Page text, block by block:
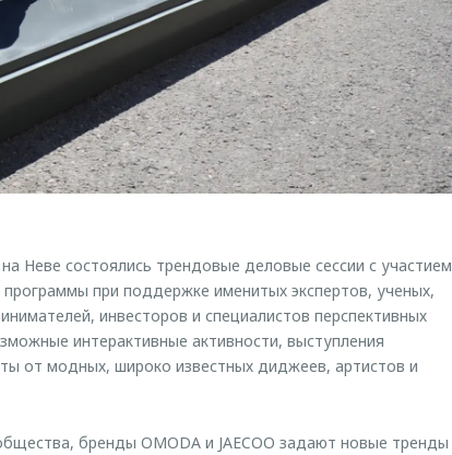
Неве состоялись трендовые деловые сессии с участием
при поддержке именитых экспертов, ученых,
инвесторов и специалистов перспективных
интерактивные активности, выступления
от модных, широко известных диджеев, артистов и
бренды OMODA и JAECOO задают новые тренды